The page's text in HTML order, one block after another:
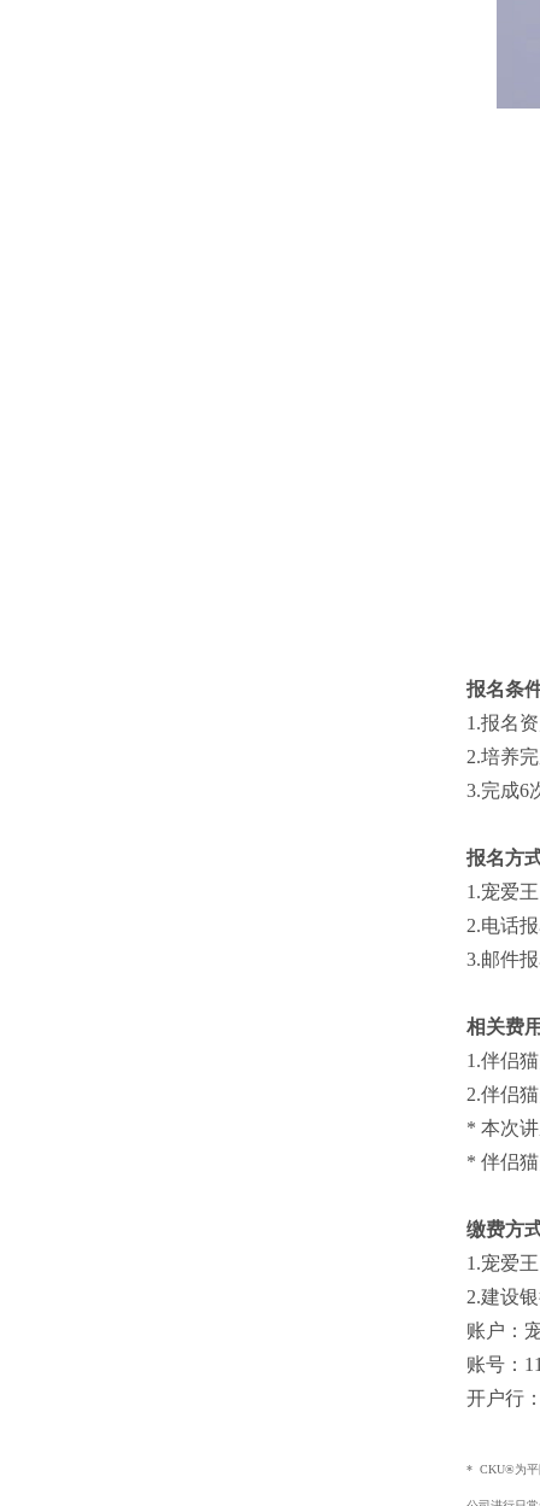
报名条
1.报名
2.培养
3.完成6
报名方
1.宠爱
2.电话
3.邮件
相关费
1.伴侣
2.伴侣
* 本次
* 伴侣
缴费方
1.宠爱
2.建设
账户：
账号：
开户行
* CKU®为平